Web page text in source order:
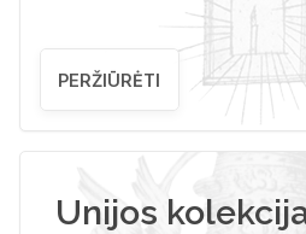
PERŽIŪRĖTI
Unijos